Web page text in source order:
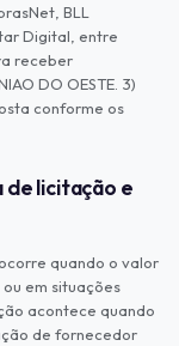
BLL
Digital, entre
receber
DO OESTE. 3)
conforme os
de licitação e
quando o valor
em situações
acontece quando
de fornecedor